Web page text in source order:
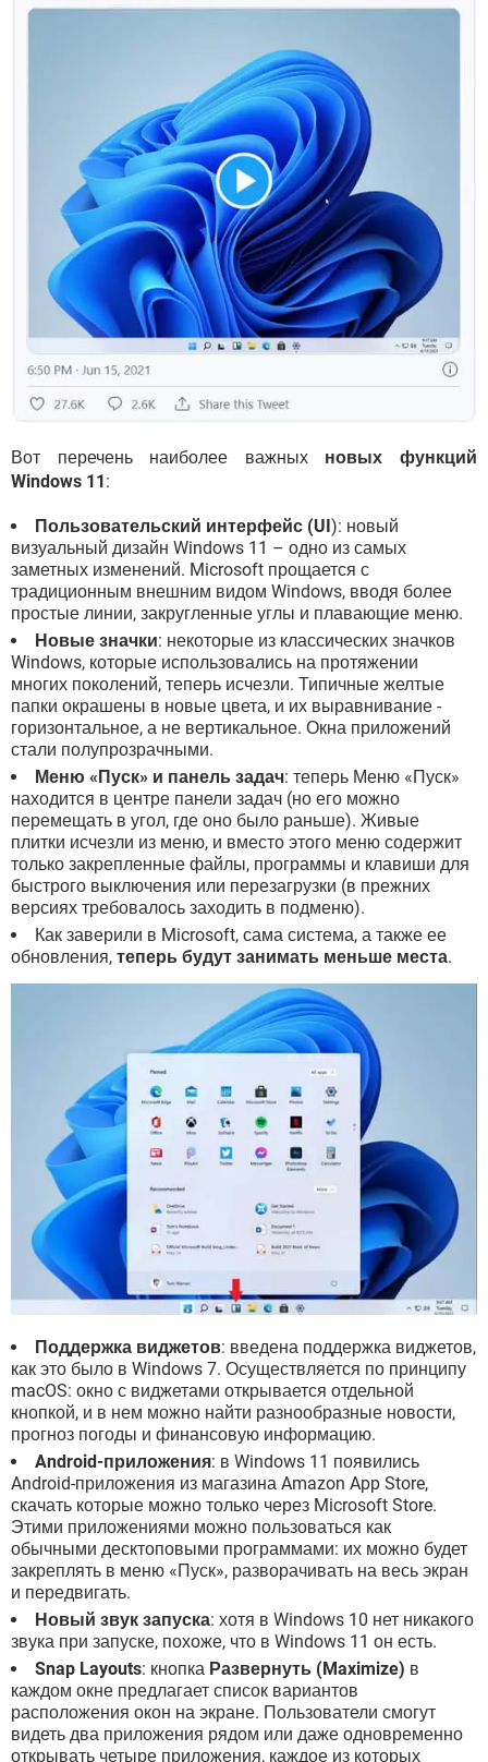
Вот перечень наиболее важных новых функций
Windows 11 :
Пользовательский интерфейс (UI ): новый
визуальный дизайн Windows 11 – одно из самых
заметных изменений. Microsoft прощается с
традиционным внешним видом Windows, вводя более
простые линии, закругленные углы и плавающие меню.
Новые значки: некоторые из классических значков
Windows, которые использовались на протяжении
многих поколений, теперь исчезли. Типичные желтые
папки окрашены в новые цвета, и их выравнивание -
горизонтальное, а не вертикальное. Окна приложений
стали полупрозрачными.
Меню «Пуск» и панель задач: теперь Меню «Пуск»
находится в центре панели задач (но его можно
перемещать в угол, где оно было раньше). Живые
плитки исчезли из меню, и вместо этого меню содержит
только закрепленные файлы, программы и клавиши для
быстрого выключения или перезагрузки (в прежних
версиях требовалось заходить в подменю).
Как заверили в Microsoft, сама система, а также ее
обновления, теперь будут занимать меньше места.
Поддержка виджетов: введена поддержка виджетов,
как это было в Windows 7. Осуществляется по принципу
macOS: окно с виджетами открывается отдельной
кнопкой, и в нем можно найти разнообразные новости,
прогноз погоды и финансовую информацию.
Android-приложения: в Windows 11 появились
Android-приложения из магазина Amazon App Store,
скачать которые можно только через Microsoft Store.
Этими приложениями можно пользоваться как
обычными десктоповыми программами: их можно будет
закреплять в меню «Пуск», разворачивать на весь экран
и передвигать.
Новый звук запуска: хотя в Windows 10 нет никакого
звука при запуске, похоже, что в Windows 11 он есть.
Snap Layouts: кнопка Развернуть (Maximize) в
каждом окне предлагает список вариантов
расположения окон на экране. Пользователи смогут
видеть два приложения рядом или даже одновременно
открывать четыре приложения, каждое из которых